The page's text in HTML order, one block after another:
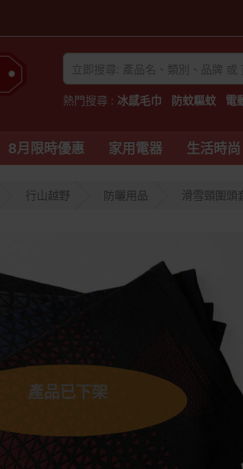
熱門搜尋 : 冰感毛巾 防蚊驅蚊 電
8月限時優惠 家用電器 生活時尚
行山越野 防曬用品 滑雪頸圍頭
產品已下架